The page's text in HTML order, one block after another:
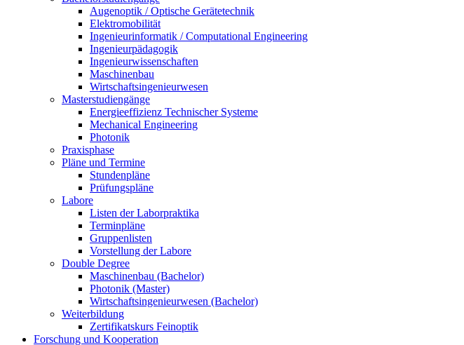
Augenoptik / Optische Gerätetechnik
Elektromobilität
Ingenieurinformatik / Computational Engineering
Ingenieurpädagogik
Ingenieurwissenschaften
Maschinenbau
Wirtschaftsingenieurwesen
Masterstudiengänge
Energieeffizienz Technischer Systeme
Mechanical Engineering
Photonik
Praxisphase
Pläne und Termine
Stundenpläne
Prüfungspläne
Labore
Listen der Laborpraktika
Terminpläne
Gruppenlisten
Vorstellung der Labore
Double Degree
Maschinenbau (Bachelor)
Photonik (Master)
Wirtschaftsingenieurwesen (Bachelor)
Weiterbildung
Zertifikatskurs Feinoptik
Forschung und Kooperation